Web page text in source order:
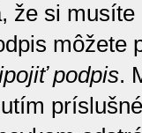
že si
môžete
podpis.